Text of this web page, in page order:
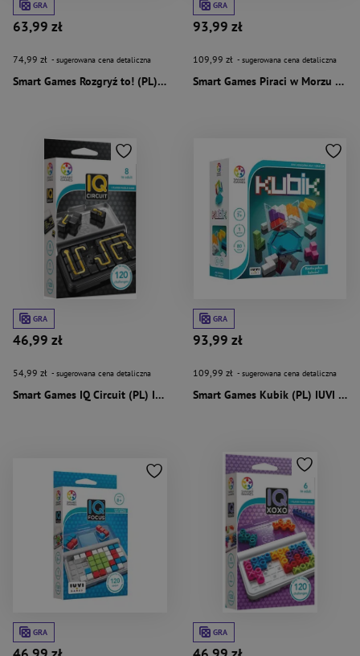
GRA
63,99 zł
74,99 zł - sugerowana cena detaliczna
Smart Games Rozgryź to! (PL) IUVI Games
GRA
93,99 zł
109,99 zł - sugerowana cena detaliczna
Smart Games Piraci w Morzu Ognia (PL) IUVI Games
GRA
46,99 zł
54,99 zł - sugerowana cena detaliczna
Smart Games IQ Circuit (PL) IUVI Games
GRA
93,99 zł
109,99 zł - sugerowana cena detaliczna
Smart Games Kubik (PL) IUVI Games
GRA GRA